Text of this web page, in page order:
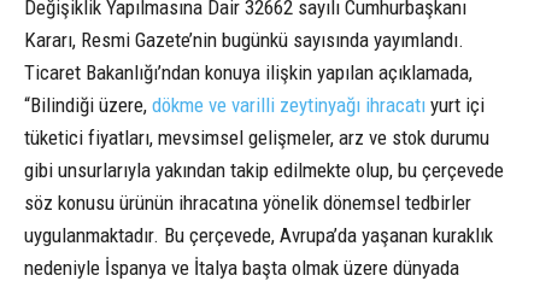
Değişiklik Yapılmasına Dair 32662 sayılı Cumhurbaşkanı
Kararı, Resmi Gazete’nin bugünkü sayısında yayımlandı.
Ticaret Bakanlığı’ndan konuya ilişkin yapılan açıklamada,
“Bilindiği üzere, dökme ve varilli zeytinyağı ihracatı yurt içi
tüketici fiyatları, mevsimsel gelişmeler, arz ve stok durumu
gibi unsurlarıyla yakından takip edilmekte olup, bu çerçevede
söz konusu ürünün ihracatına yönelik dönemsel tedbirler
uygulanmaktadır. Bu çerçevede, Avrupa’da yaşanan kuraklık
nedeniyle İspanya ve İtalya başta olmak üzere dünyada